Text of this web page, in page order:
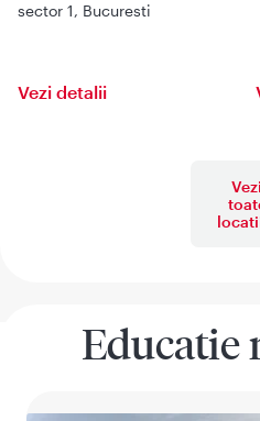
sector 1, Bucuresti
Vezi detalii
Vezi
Educatie